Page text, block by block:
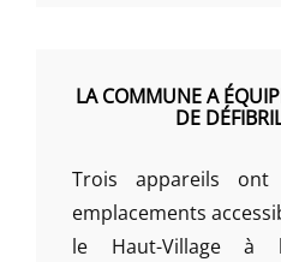
LA COMMUNE A
DE
Trois appareils
emplacements
le Haut-Village à